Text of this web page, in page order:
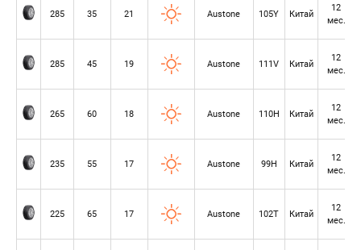
285 35 21 Austone 105Y Китай
12
мес.
285 45 19 Austone 111V Китай
12
мес.
265 60 18 Austone 110H Китай
12
мес.
235 55 17 Austone 99H Китай
12
мес.
225 65 17 Austone 102T Китай
12
мес.